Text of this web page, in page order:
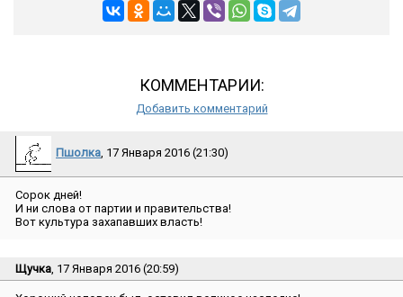
КОММЕНТАРИИ:
Добавить комментарий
Пшолка, 17 Января 2016 (21:30)
Сорок дней!
И ни слова от партии и правительства!
Вот культура захапавших власть!
Щучка , 17 Января 2016 (20:59)